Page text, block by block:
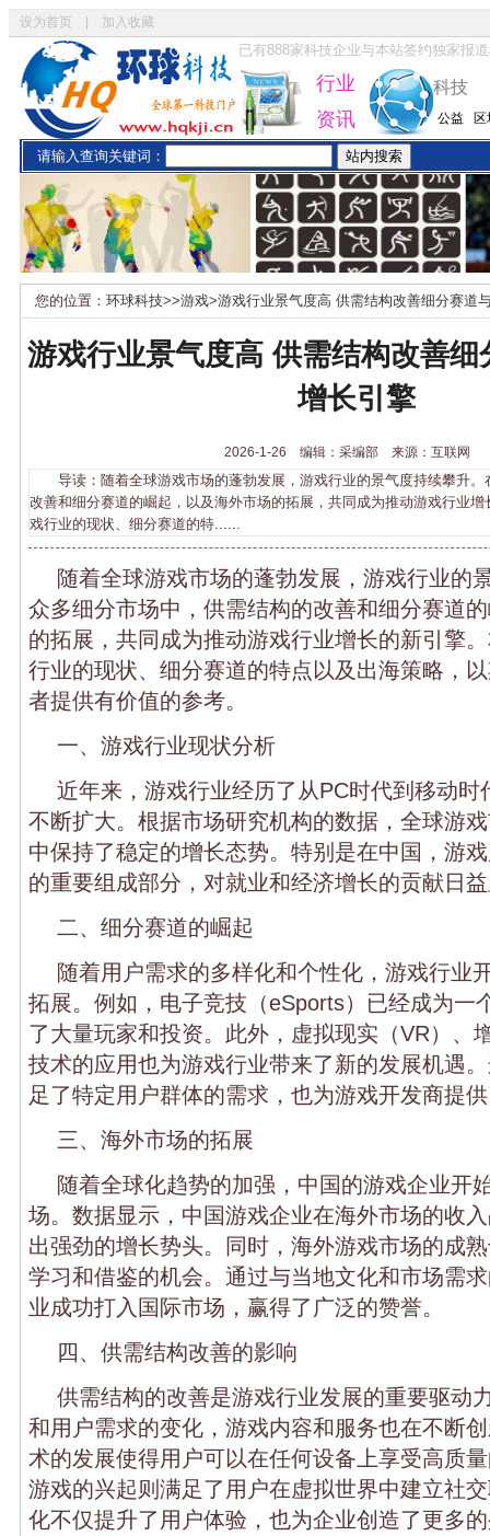
设为首页 加入收藏
已有888家科技企业与本站签约独家报
行业
资讯
科技
公益
请输入查询关键词：
您的位置： 环球科技>>游戏>游戏行业景气度高 供需结构改善细分赛道
游戏行业景气度高 供需结构改善
增长引擎
2026-1-26 编辑：采编部 来源：互联网
导读：随着全球游戏市场的蓬勃发展，游戏行业的景气度持续攀升。
改善和细分赛道的崛起，以及海外市场的拓展，共同成为推动游戏行业
戏行业的现状、细分赛道的特......
随着全球游戏市场的蓬勃发展，游戏行业的
众多细分市场中，供需结构的改善和细分赛道
的拓展，共同成为推动游戏行业增长的新引擎
行业的现状、细分赛道的特点以及出海策略，
者提供有价值的参考。
一、游戏行业现状分析
近年来，游戏行业经历了从PC时代到移动时
不断扩大。根据市场研究机构的数据，全球游
中保持了稳定的增长态势。特别是在中国，游
的重要组成部分，对就业和经济增长的贡献日
二、细分赛道的崛起
随着用户需求的多样化和个性化，游戏行业
拓展。例如，电子竞技（eSports）已经成为一
了大量玩家和投资。此外，虚拟现实（VR）、
技术的应用也为游戏行业带来了新的发展机遇
足了特定用户群体的需求，也为游戏开发商提
三、海外市场的拓展
随着全球化趋势的加强，中国的游戏企业开
场。数据显示，中国游戏企业在海外市场的收
出强劲的增长势头。同时，海外游戏市场的成
学习和借鉴的机会。通过与当地文化和市场需
业成功打入国际市场，赢得了广泛的赞誉。
四、供需结构改善的影响
供需结构的改善是游戏行业发展的重要驱动
和用户需求的变化，游戏内容和服务也在不断
术的发展使得用户可以在任何设备上享受高质
游戏的兴起则满足了用户在虚拟世界中建立社
化不仅提升了用户体验，也为企业创造了更多